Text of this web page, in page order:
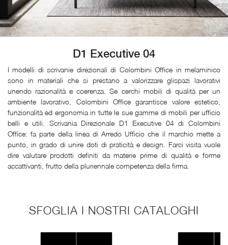
D1 Executive 04
I modelli di scrivanie direzionali di Colombini Office in melaminico
sono in materiali che si prestano a valorizzare glispazi lavorativi
unendo razionalità e coerenza. Se cerchi mobili di qualità per un
ambiente lavorativo, Colombini Office garantisce valore estetico,
funzionalità ed ergonomia in tutte le sue gamme di mobili per ufficio
belli e utili. Scrivania Direzionale D1 Executive 04 di Colombini
Office: fa parte della linea di Arredo Ufficio che il marchio mette a
punto, in grado di unire doti di praticità e design. Farci visita vuole
dire valutare prodotti definiti da materie prime di qualità e forme
accattivanti, frutto della pluriennale competenza della firma.
SFOGLIA I NOSTRI CATALOGHI